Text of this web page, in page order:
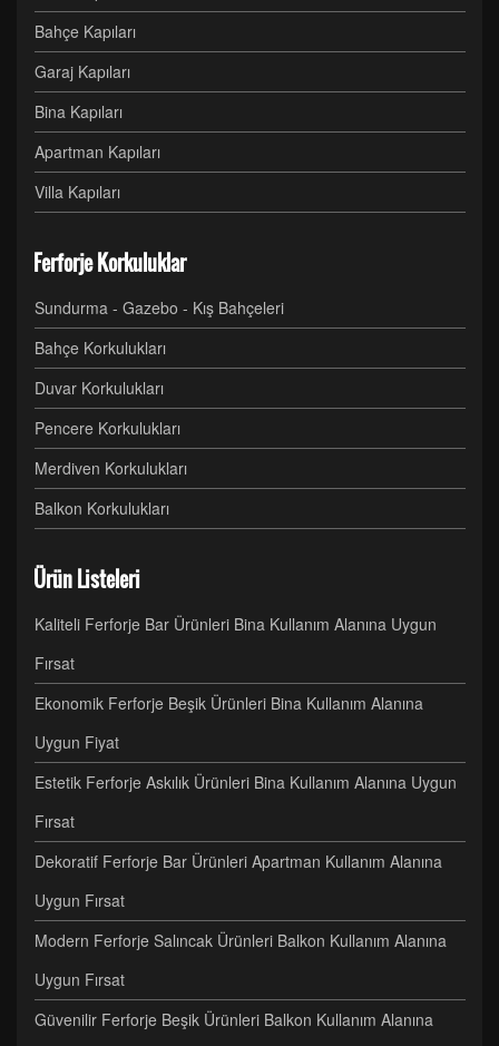
Bahçe Kapıları
Garaj Kapıları
Bina Kapıları
Apartman Kapıları
Villa Kapıları
Ferforje Korkuluklar
Sundurma - Gazebo - Kış Bahçeleri
Bahçe Korkulukları
Duvar Korkulukları
Pencere Korkulukları
Merdiven Korkulukları
Balkon Korkulukları
Ürün Listeleri
Kaliteli Ferforje Bar Ürünleri Bina Kullanım Alanına Uygun
Fırsat
Ekonomik Ferforje Beşik Ürünleri Bina Kullanım Alanına
Uygun Fiyat
Estetik Ferforje Askılık Ürünleri Bina Kullanım Alanına Uygun
Fırsat
Dekoratif Ferforje Bar Ürünleri Apartman Kullanım Alanına
Uygun Fırsat
Modern Ferforje Salıncak Ürünleri Balkon Kullanım Alanına
Uygun Fırsat
Güvenilir Ferforje Beşik Ürünleri Balkon Kullanım Alanına